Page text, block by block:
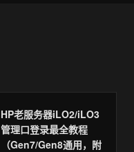
HP老服务器iLO2/iLO3
管理口登录最全教程
（Gen7/Gen8通用，附